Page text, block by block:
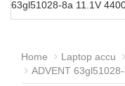
63gl51028-8a 11.1V
Home Laptop accu
ADVENT